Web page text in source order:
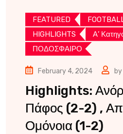
FEATURED
HIGHLIGHTS
Α’
ΠΟΔΟΣΦΑΙΡΟ
February 4, 2024 by
Highlights:
Πάφος (2-2) ,
Ομόνοια (1-2)